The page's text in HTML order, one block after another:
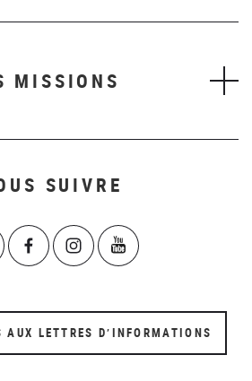
MISSIONS
SUIVRE
LETTRES D’INFORMATIONS